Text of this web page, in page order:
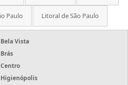
Paulo Litoral de São Paulo
Bela Vista
Brás
Centro
Higienópolis